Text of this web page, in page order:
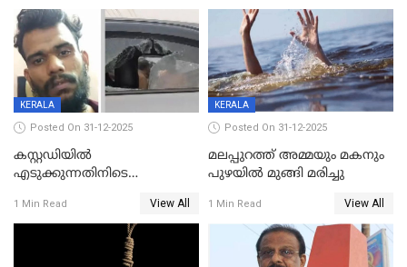
KERALA
Posted On 31-12-2025
കസ്റ്റഡിയിൽ
എടുക്കുന്നതിനിടെ
വധശ്രമക്കേസ് പ്രതി പിടിയിൽ
1 Min Read View All
KERALA
Posted On 31-12-2025
മലപ്പുറത്ത് അമ്മയും മകനും
പുഴയിൽ മുങ്ങി മരിച്ചു
1 Min Read View All